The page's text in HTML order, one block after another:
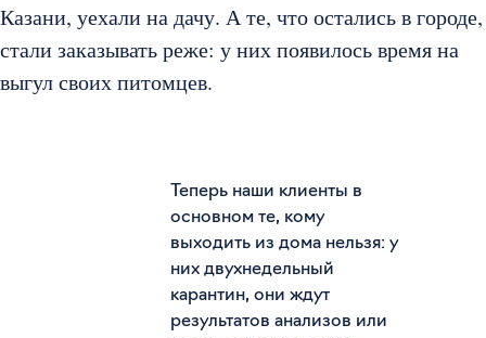
Казани, уехали на дачу. А те, что остались в городе,
стали заказывать реже: у них появилось время на
выгул своих питомцев.
Теперь наши клиенты в
основном те, кому
выходить из дома нельзя: у
них двухнедельный
карантин, они ждут
результатов анализов или